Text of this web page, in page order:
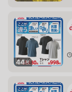
44枚